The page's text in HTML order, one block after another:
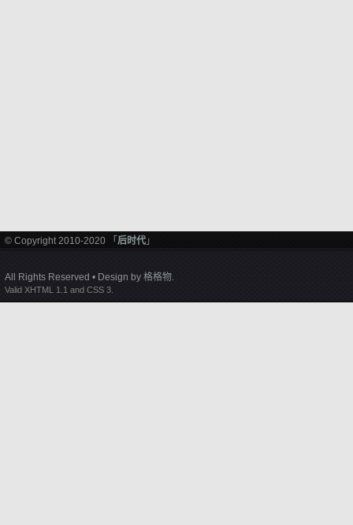
© Copyright 2010-2020 「 后时代 」
All Rights Reserved • Design by 格格物.
Valid XHTML 1.1 and CSS 3.